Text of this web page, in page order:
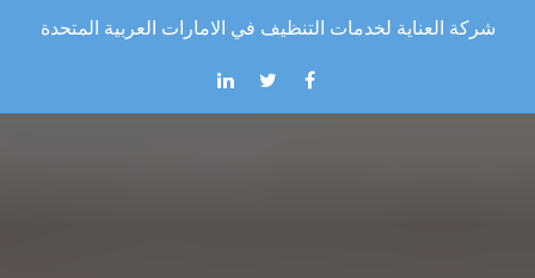
Skip to the content
شركة العناية لخدمات التنظيف في الامارات العربية المتحدة